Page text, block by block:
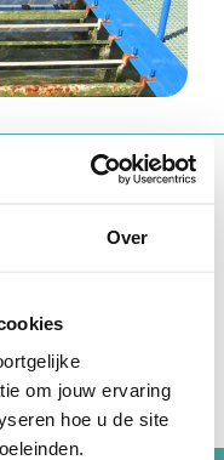
Over
om jouw ervaring
hoe u de site
antifouling
schijven met en
deze test
en